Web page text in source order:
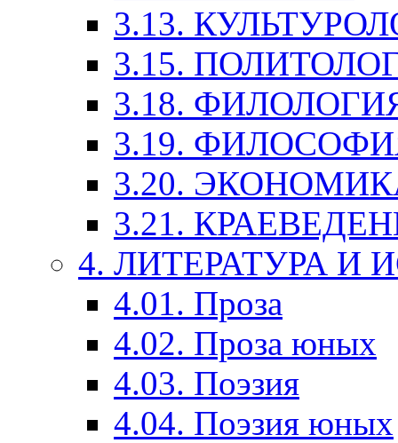
3.13.
3.15.
3.18.
3.19.
3.20.
3.21.
4. ЛИТЕРАТУРА И
4.01. Проза
4.02. Проза юных
4.03. Поэзия
4.04. Поэзия юных